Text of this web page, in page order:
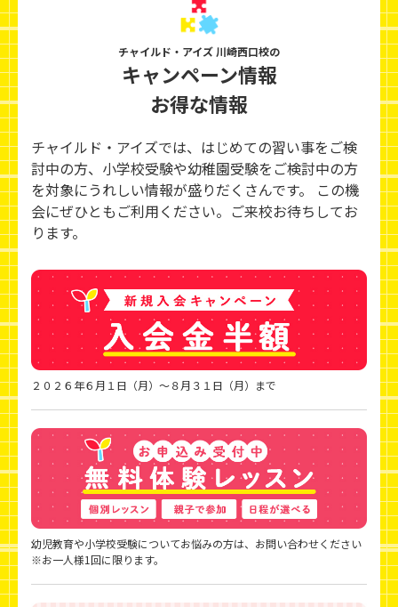
チャイルド・アイズ 川崎西口校の
キャンペーン情報
お得な情報
チャイルド・アイズでは、はじめての習い事をご検
討中の方、小学校受験や幼稚園受験をご検討中の方
を対象にうれしい情報が盛りだくさんです。 この機
会にぜひともご利用ください。ご来校お待ちしてお
ります。
２０２６年６月１日（月）～８月３１日（月）まで
幼児教育や小学校受験についてお悩みの方は、お問い合わせください
※お一人様1回に限ります。